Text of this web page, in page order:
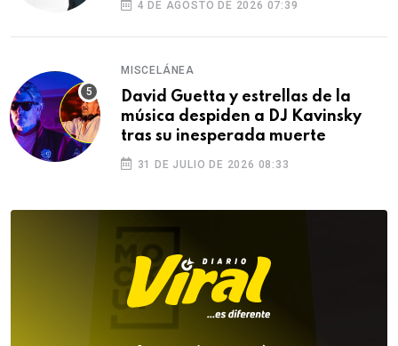
4 DE AGOSTO DE 2026 07:39
MISCELÁNEA
David Guetta y estrellas de la
música despiden a DJ Kavinsky
tras su inesperada muerte
31 DE JULIO DE 2026 08:33